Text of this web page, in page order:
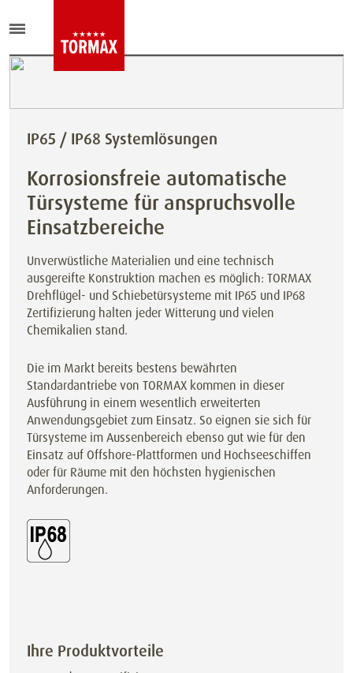
IP65 / IP68 Systemlösungen
Korrosionsfreie automatische
Türsysteme für anspruchsvolle
Einsatzbereiche
Unverwüstliche Materialien und eine technisch
ausgereifte Konstruktion machen es möglich: TORMAX
Drehflügel- und Schiebetürsysteme mit IP65 und IP68
Zertifizierung halten jeder Witterung und vielen
Chemikalien stand.
Die im Markt bereits bestens bewährten
Standardantriebe von TORMAX kommen in dieser
Ausführung in einem wesentlich erweiterten
Anwendungsgebiet zum Einsatz. So eignen sie sich für
Türsysteme im Aussenbereich ebenso gut wie für den
Einsatz auf Offshore-Plattformen und Hochseeschiffen
oder für Räume mit den höchsten hygienischen
Anforderungen.
Ihre Produktvorteile